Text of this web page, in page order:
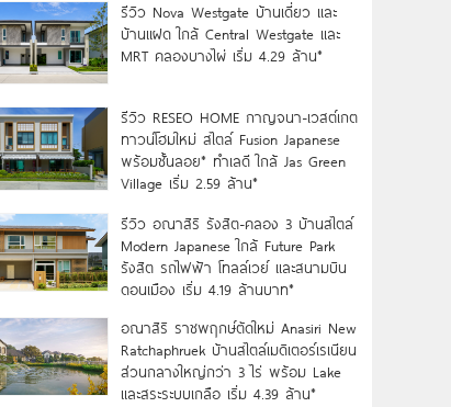
รีวิว Nova Westgate บ้านเดี่ยว และ
บ้านแฝด ใกล้ Central Westgate และ
MRT คลองบางไผ่ เริ่ม 4.29 ล้าน*
รีวิว RESEO HOME กาญจนา-เวสต์เกต
ทาวน์โฮมใหม่ สไตล์ Fusion Japanese
พร้อมชั้นลอย* ทำเลดี ใกล้ Jas Green
Village เริ่ม 2.59 ล้าน*
รีวิว อณาสิริ รังสิต-คลอง 3 บ้านสไตล์
Modern Japanese ใกล้ Future Park
รังสิต รถไฟฟ้า โทลล์เวย์ และสนามบิน
ดอนเมือง เริ่ม 4.19 ล้านบาท*
อณาสิริ ราชพฤกษ์ตัดใหม่ Anasiri New
Ratchaphruek บ้านสไตล์เมดิเตอร์เรเนียน
ส่วนกลางใหญ่กว่า 3 ไร่ พร้อม Lake
และสระระบบเกลือ เริ่ม 4.39 ล้าน*